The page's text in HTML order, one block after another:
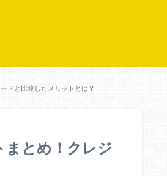
ドと比較したメリットとは？
まとめ！クレジ